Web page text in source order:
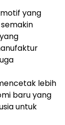
yang
lebih
baru yang
untuk